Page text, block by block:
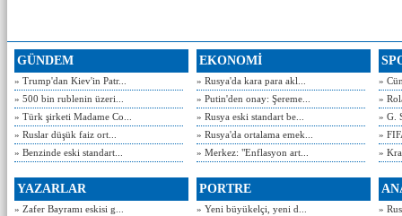
GÜNDEM
» Trump'dan Kiev'in Patr...
» 500 bin rublenin üzeri...
» Türk şirketi Madame Co...
» Ruslar düşük faiz ort...
» Benzinde eski standart...
EKONOMİ
» Rusya'da kara para akl...
» Putin'den onay: Şereme...
» Rusya eski standart be...
» Rusya'da ortalama emek...
» Merkez: "Enflasyon art...
»
»
» G.
»
»
YAZARLAR
» Zafer Bayramı eskisi g...
PORTRE
» Yeni büyükelçi, yeni d...
»